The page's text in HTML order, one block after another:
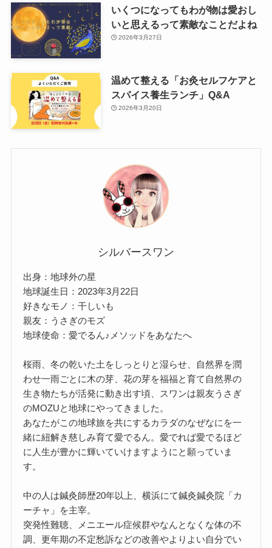
いくつになってもわが物は愛おし
いと思えるって素敵なことだよね
2026年3月27日
温めて整える「お灸セルフケアと
スパイス養生ランチ」Q&A
2026年3月20日
シルバースワン
出身：地球外の星
地球誕生日：2023年3月22日
好きなモノ：干しいも
親友：うさぎのモズ
地球使命：愛でるん♪メソッドをあなたへ
桜雨、冬の乾いた土をしっとりと湿らせ、自然界を潤
わせ一雨ごとに木の芽、花の芽を福福と育て自然界の
生き物たちが活発に動き出す頃、スワンは親友うさぎ
のMOZUと地球にやってきました。
あなたがこの地球旅を共にするカラダのなぜなにを一
緒に紐解き慈しみ育て愛でるん。愛でれば愛でるほど
に人生が豊かに輝いていけますようにと願っていま
す。
中の人は鍼灸師歴20年以上、横浜にて鍼灸鍼灸院「カ
ーチャ」を主宰。
突発性難聴、メニエール症候群やなんとなくな体の不
調、更年期の不定愁訴などの改善やよりよい自分でい